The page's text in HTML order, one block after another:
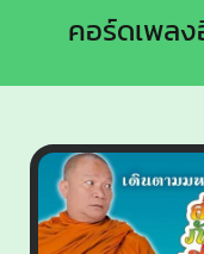
คอร์ดเพล